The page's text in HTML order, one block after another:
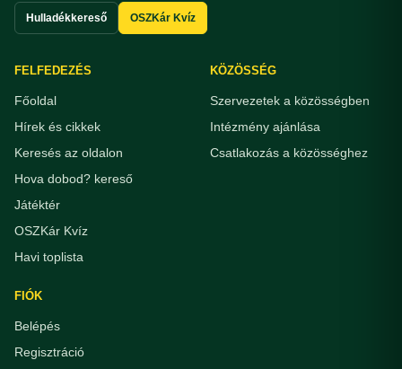
Hulladékkereső OSZKár Kvíz
FELFEDEZÉS
Főoldal
Hírek és cikkek
Keresés az oldalon
Hova dobod? kereső
Játéktér
OSZKár Kvíz
Havi toplista
KÖZÖSSÉG
Szervezetek a közösségben
Intézmény ajánlása
Csatlakozás a közösséghez
FIÓK
Belépés
Regisztráció